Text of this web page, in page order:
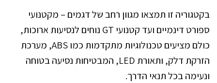
בקטגוריה זו תמצאו מגוון רחב של דגמים – מקטנועי
ספורט דינמיים ועד קטנועי GT נוחים לנסיעות ארוכות,
כולם מציעים טכנולוגיות מתקדמות כמו ABS, מערכת
הזרקת דלק, ותאורת LED, המבטיחות נסיעה בטוחה
ונעימה בכל תנאי הדרך.